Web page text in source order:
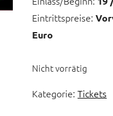
Eintrittspreise:
Euro
Nicht vorrätig
Kategorie:Tickets